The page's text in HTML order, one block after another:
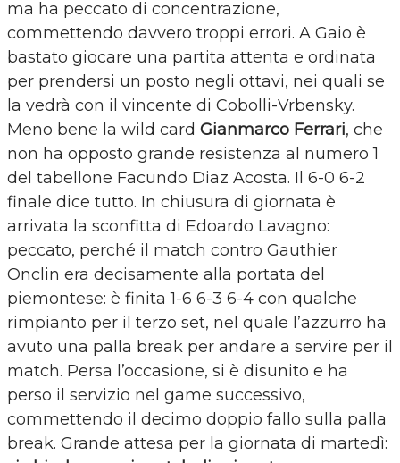
ma ha peccato di concentrazione,
commettendo davvero troppi errori. A Gaio è
bastato giocare una partita attenta e ordinata
per prendersi un posto negli ottavi, nei quali se
la vedrà con il vincente di Cobolli-Vrbensky.
Meno bene la wild card Gianmarco Ferrari, che
non ha opposto grande resistenza al numero 1
del tabellone Facundo Diaz Acosta. Il 6-0 6-2
finale dice tutto. In chiusura di giornata è
arrivata la sconfitta di Edoardo Lavagno:
peccato, perché il match contro Gauthier
Onclin era decisamente alla portata del
piemontese: è finita 1-6 6-3 6-4 con qualche
rimpianto per il terzo set, nel quale l’azzurro ha
avuto una palla break per andare a servire per il
match. Persa l’occasione, si è disunito e ha
perso il servizio nel game successivo,
commettendo il decimo doppio fallo sulla palla
break. Grande attesa per la giornata di martedì: